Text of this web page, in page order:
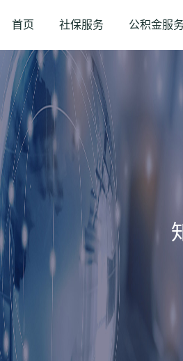
首页 社保服务 公积金服